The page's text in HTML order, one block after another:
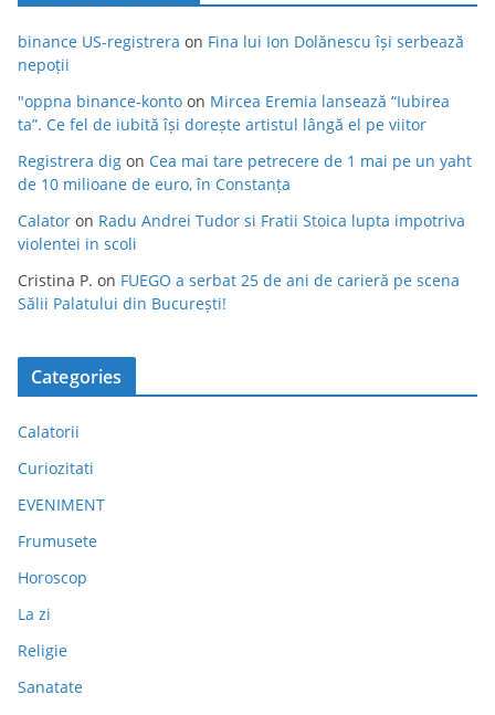
binance US-registrera on Fina lui Ion Dolănescu își serbează
nepoții
"oppna binance-konto on Mircea Eremia lansează “Iubirea
ta”. Ce fel de iubită își dorește artistul lângă el pe viitor
Registrera dig on Cea mai tare petrecere de 1 mai pe un yaht
de 10 milioane de euro, în Constanța
Calator on Radu Andrei Tudor si Fratii Stoica lupta impotriva
violentei in scoli
Cristina P. on FUEGO a serbat 25 de ani de carieră pe scena
Sălii Palatului din București!
Categories
Calatorii
Curiozitati
EVENIMENT
Frumusete
Horoscop
La zi
Religie
Sanatate